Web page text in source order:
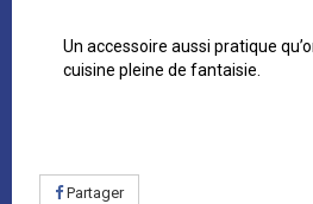
Un accessoire aussi pratique
cuisine pleine de fantaisie.
Partager